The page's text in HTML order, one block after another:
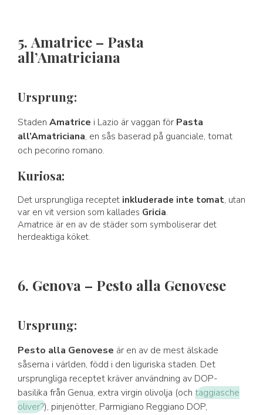
5. Amatrice – Pasta
all’Amatriciana
Ursprung:
Staden Amatrice i Lazio är vaggan för Pasta
all’Amatriciana, en sås baserad på guanciale, tomat
och pecorino romano.
Kuriosa:
Det ursprungliga receptet inkluderade inte tomat, utan
var en vit version som kallades Gricia.
Amatrice är en av de städer som symboliserar det
herdeaktiga köket.
6. Genova – Pesto alla Genovese
Ursprung:
Pesto alla Genovese är en av de mest älskade
såserna i världen, född i den liguriska staden. Det
ursprungliga receptet kräver användning av DOP-
basilika från Genua, extra virgin olivolja (och taggiasche
oliver?), pinjenötter, Parmigiano Reggiano DOP,